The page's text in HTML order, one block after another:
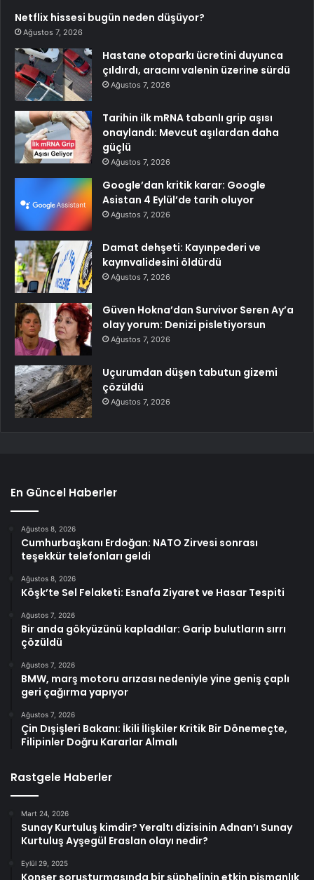
Netflix hissesi bugün neden düşüyor?
Ağustos 7, 2026
Hastane otoparkı ücretini duyunca
çıldırdı, aracını valenin üzerine sürdü
Ağustos 7, 2026
Tarihin ilk mRNA tabanlı grip aşısı
onaylandı: Mevcut aşılardan daha
güçlü
Ağustos 7, 2026
Google’dan kritik karar: Google
Asistan 4 Eylül’de tarih oluyor
Ağustos 7, 2026
Damat dehşeti: Kayınpederi ve
kayınvalidesini öldürdü
Ağustos 7, 2026
Güven Hokna’dan Survivor Seren Ay’a
olay yorum: Denizi pisletiyorsun
Ağustos 7, 2026
Uçurumdan düşen tabutun gizemi
çözüldü
Ağustos 7, 2026
En Güncel Haberler
Ağustos 8, 2026
Cumhurbaşkanı Erdoğan: NATO Zirvesi sonrası
teşekkür telefonları geldi
Ağustos 8, 2026
Köşk’te Sel Felaketi: Esnafa Ziyaret ve Hasar Tespiti
Ağustos 7, 2026
Bir anda gökyüzünü kapladılar: Garip bulutların sırrı
çözüldü
Ağustos 7, 2026
BMW, marş motoru arızası nedeniyle yine geniş çaplı
geri çağırma yapıyor
Ağustos 7, 2026
Çin Dışişleri Bakanı: İkili İlişkiler Kritik Bir Dönemeçte,
Filipinler Doğru Kararlar Almalı
Rastgele Haberler
Mart 24, 2026
Sunay Kurtuluş kimdir? Yeraltı dizisinin Adnan’ı Sunay
Kurtuluş Ayşegül Eraslan olayı nedir?
Eylül 29, 2025
Konser soruşturmasında bir şüphelinin etkin pişmanlık